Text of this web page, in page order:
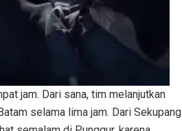
jam. Dari sana, tim melanjutkan
selama lima jam. Dari Sekupang